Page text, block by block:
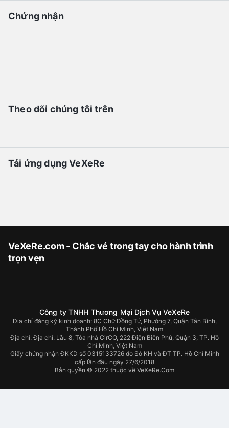
Chứng nhận
Theo dõi chúng tôi trên
Tải ứng dụng VeXeRe
VeXeRe.com - Chắc vé trong tay cho hành trình
trọn vẹn
Công ty TNHH Thương Mại Dịch Vụ VeXeRe
Địa chỉ đăng ký kinh doanh: 8C Chữ Đồng Tử, Phường 7, Quận Tân Bình,
Thành Phố Hồ Chí Minh, Việt Nam
Địa chỉ:Địa chỉ: Lầu 8, Tòa nhà CirCO, 222 Điện Biên Phủ, Quận 3, TP. Hồ
Chí Minh, Việt Nam
Giấy chứng nhận ĐKKD số 0315133726 do Sở KH và ĐT TP. Hồ Chí Minh
cấp lần đầu ngày 27/6/2018
Bản quyền © 2022 thuộc về VeXeRe.Com